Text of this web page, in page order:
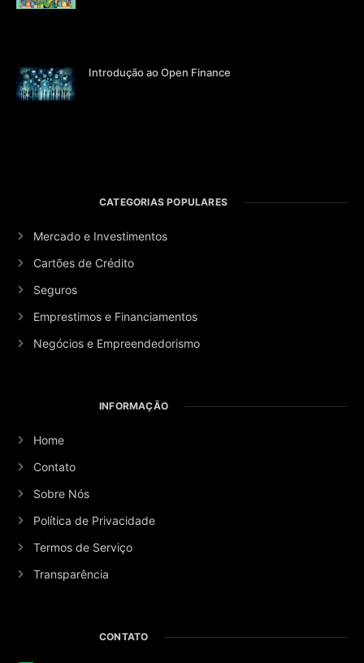
Introdução ao Open Finance
CATEGORIAS POPULARES
Mercado e Investimentos
Cartões de Crédito
Seguros
Emprestimos e Financiamentos
Negócios e Empreendedorismo
INFORMAÇÃO
Home
Contato
Sobre Nós
Política de Privacidade
Termos de Serviço
Transparência
CONTATO